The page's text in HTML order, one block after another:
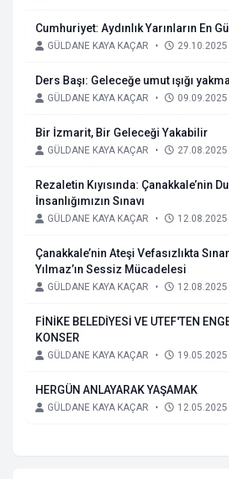
Cumhuriyet: Aydınlık Yarınların En
GÜLDANE KAYA KAÇAR • 29.10.2025
Ders Başı: Geleceğe umut ışığı
GÜLDANE KAYA KAÇAR • 09.09.2025
Bir İzmarit, Bir Geleceği Yakabilir
GÜLDANE KAYA KAÇAR • 27.08.2025
Rezaletin Kıyısında: Çanakkale’nin
İnsanlığımızın Sınavı
GÜLDANE KAYA KAÇAR • 12.08.2025
Çanakkale’nin Ateşi Vefasızlıkta Sınanıyor, Levent
Yılmaz’ın Sessiz Mücadelesi
GÜLDANE KAYA KAÇAR • 12.08.2025
FİNİKE BELEDİYESİ VE UTEF'TEN
KONSER
GÜLDANE KAYA KAÇAR • 19.05.2025
HERGÜN ANLAYARAK YAŞAMAK
GÜLDANE KAYA KAÇAR • 12.05.2025